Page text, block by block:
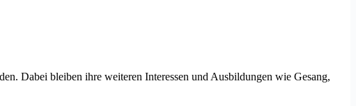
Dabei bleiben ihre weiteren Interessen und Ausbildungen wie Gesang,